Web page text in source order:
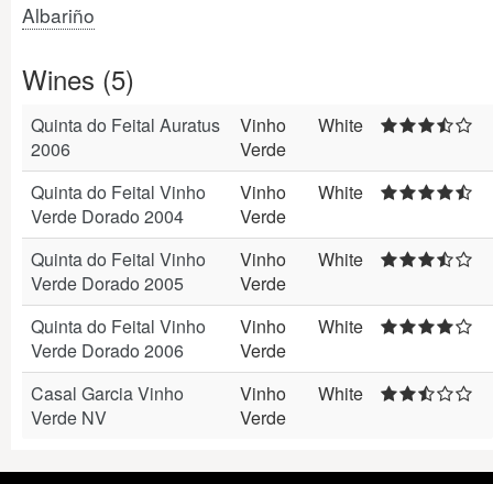
Albariño
Wines (5)
Quinta do Feital Auratus
2006
Vinho
Verde
White
Quinta do Feital Vinho
Verde Dorado 2004
Vinho
Verde
White
Quinta do Feital Vinho
Verde Dorado 2005
Vinho
Verde
White
Quinta do Feital Vinho
Verde Dorado 2006
Vinho
Verde
White
Casal Garcia Vinho
Verde NV
Vinho
Verde
White